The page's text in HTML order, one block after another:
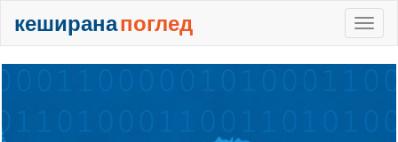
+
кеширанапоглед